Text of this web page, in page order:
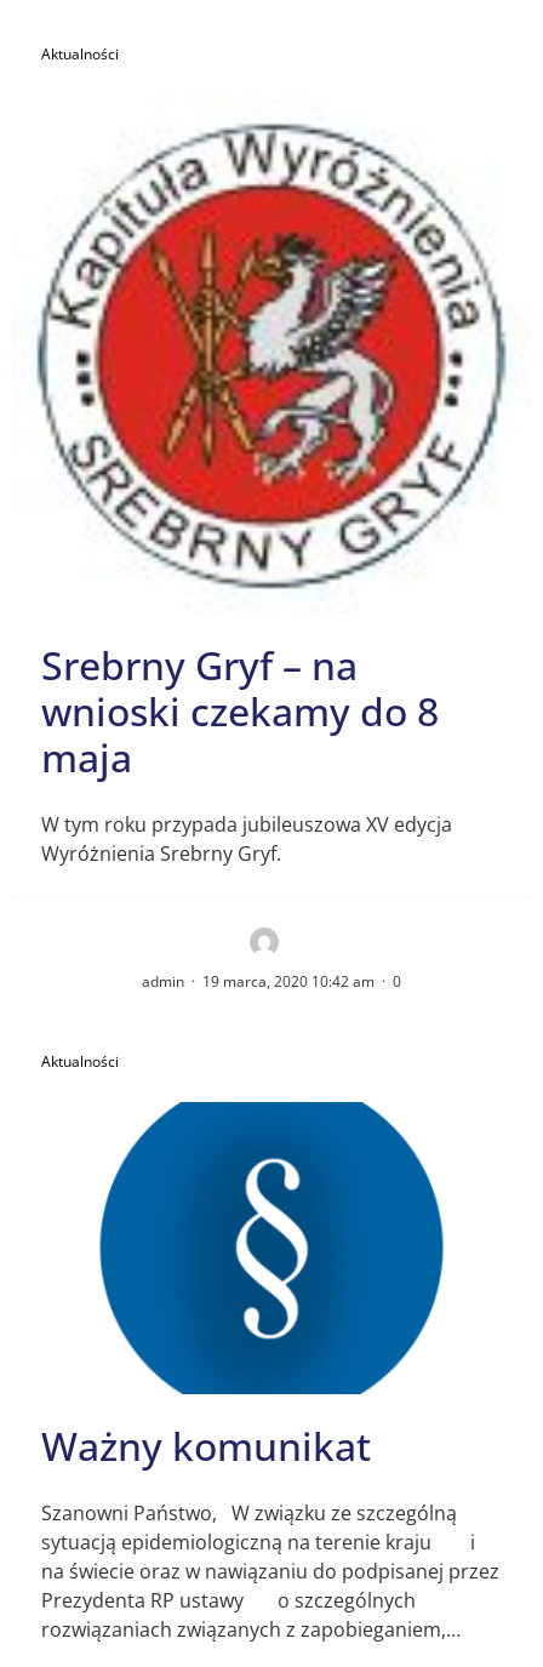
Aktualności
Srebrny Gryf – na
wnioski czekamy do 8
maja
W tym roku przypada jubileuszowa XV edycja
Wyróżnienia Srebrny Gryf.
admin · 19 marca, 2020 10:42 am · 0
Aktualności
Ważny komunikat
Szanowni Państwo, W związku ze szczególną
sytuacją epidemiologiczną na terenie kraju i
na świecie oraz w nawiązaniu do podpisanej przez
Prezydenta RP ustawy o szczególnych
rozwiązaniach związanych z zapobieganiem,…